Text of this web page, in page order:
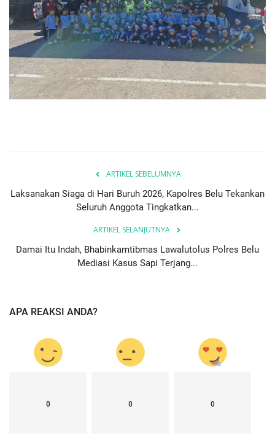
ARTIKEL SEBELUMNYA
Laksanakan Siaga di Hari Buruh 2026, Kapolres Belu Tekankan
Seluruh Anggota Tingkatkan...
ARTIKEL SELANJUTNYA
Damai Itu Indah, Bhabinkamtibmas Lawalutolus Polres Belu
Mediasi Kasus Sapi Terjang...
APA REAKSI ANDA?
0 0 0